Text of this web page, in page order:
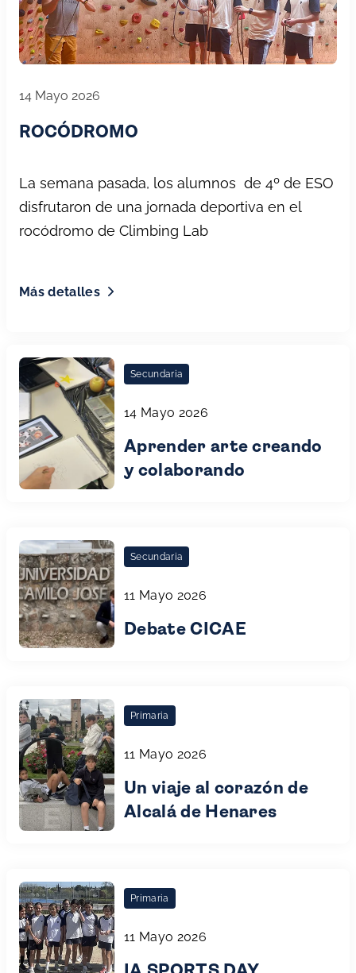
14 Mayo 2026
ROCÓDROMO
La semana pasada, los alumnos de 4º de ESO
disfrutaron de una jornada deportiva en el
rocódromo de Climbing Lab
Más detalles
Secundaria
14 Mayo 2026
Aprender arte creando
y colaborando
Secundaria
11 Mayo 2026
Debate CICAE
Primaria
11 Mayo 2026
Un viaje al corazón de
Alcalá de Henares
Primaria
11 Mayo 2026